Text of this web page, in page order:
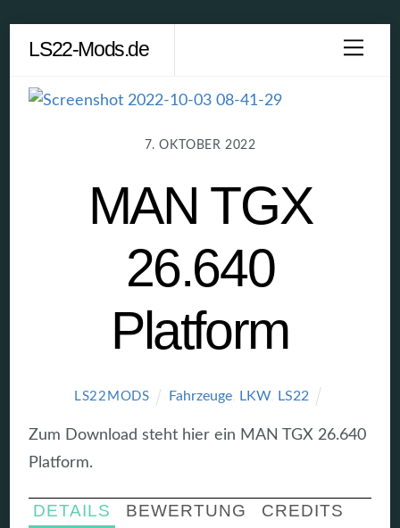
content
LS22-Mods.de
7. OKTOBER 2022
MAN TGX
26.640
Platform
LS22MODS Fahrzeuge LKW, LS22
Zum Download steht hier ein MAN TGX 26.640
Platform.
DETAILS BEWERTUNG CREDITS